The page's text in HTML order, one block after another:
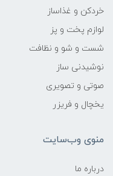
خردکن و غذاساز
لوازم پخت و پز
شست و شو و نظافت
نوشیدنی ساز
صوتی و تصویری
یخچال و فریزر
منوی وب‌سایت
درباره ما